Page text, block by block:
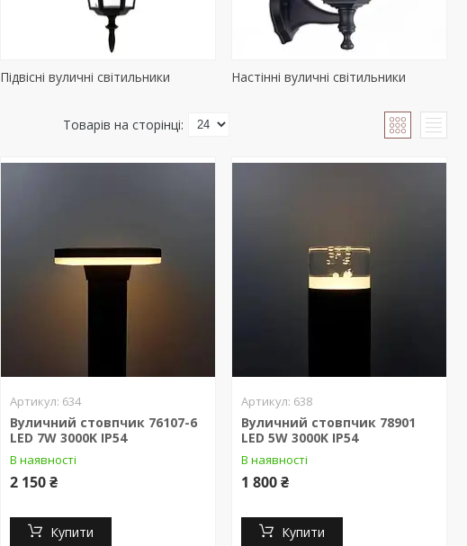
Підвісні вуличні світильники Настінні вуличні світильники
634
Вуличний стовпчик 76107-6
LED 7W 3000K IP54
В наявності
2 150 ₴
Купити
638
Вуличний стовпчик 78901
LED 5W 3000K IP54
В наявності
1 800 ₴
Купити